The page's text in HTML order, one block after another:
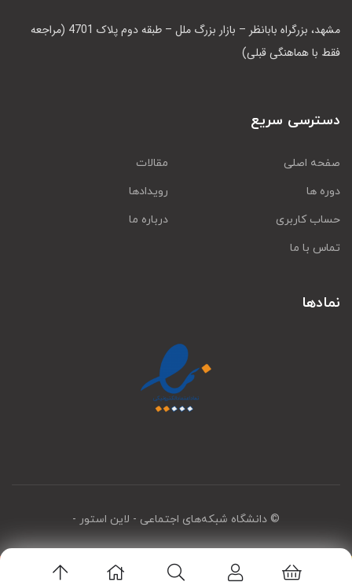
مشهد، بزرگراه بابانظر – بازار بزرگ ملل – طبقه دوم پلاک 4701 (مراجعه
فقط با هماهنگی قبلی)
دسترسی سریع
صفحه اصلی
مقالات
دوره ها
رویدادها
حساب کاربری
درباره ما
تماس با ما
نمادها
© دانشگاه شبکه‌های اجتماعی - لاین استور -